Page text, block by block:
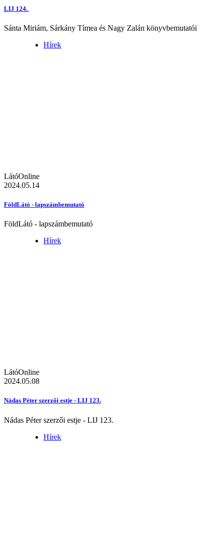
LIJ 124.
Sánta Miriám, Sárkány Tímea és Nagy Zalán könyvbemutatói
Hírek
LátóOnline
2024.05.14
FöldLátó - lapszámbemutató
FöldLátó - lapszámbemutató
Hírek
LátóOnline
2024.05.08
Nádas Péter szerzői estje - LIJ 123.
Nádas Péter szerzői estje - LIJ 123.
Hírek